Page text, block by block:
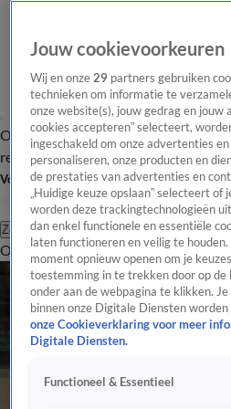
Overzicht Laatste nieuws Regionieuws
redactie
Volg Hart van Nederland
Zoeken
OverzichtRegioUitzendingenWeer
Jouw cookievoorkeuren
Wij en onze29 partners gebruiken
technieken om informatie te
onze website(s), jouw gedrag en jouw
cookies accepteren” selecteert,
ingeschakeld om onze advertenties
personaliseren, onze producten en
de prestaties van advertenties en
„Huidige keuze opslaan” selecteert
worden deze trackingtechnologieën
dan enkel functionele en essentiële
laten functioneren en veilig te
moment opnieuw openen om je
toestemming in te trekken door op
onder aan de webpagina te klikken. Je
binnen onze Digitale Diensten
onze Cookieverklaring voor meer
Digitale Diensten.
Functioneel & Essentieel